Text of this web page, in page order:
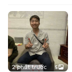
2 phút trước 5